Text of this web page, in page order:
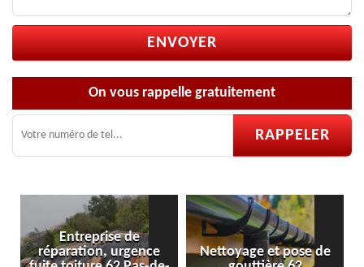
On vous rappelle gratuitement
Nettoyage et pose de
Pose et réparation de